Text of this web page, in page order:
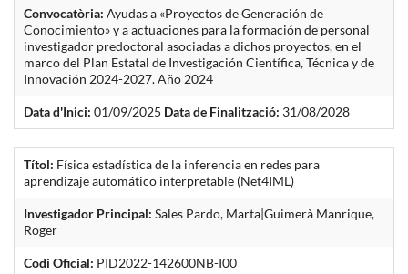
Convocatòria: Ayudas a «Proyectos de Generación de
Conocimiento» y a actuaciones para la formación de personal
investigador predoctoral asociadas a dichos proyectos, en el
marco del Plan Estatal de Investigación Científica, Técnica y de
Innovación 2024-2027. Año 2024
Data d'Inici: 01/09/2025 Data de Finalització: 31/08/2028
Títol: Física estadística de la inferencia en redes para
aprendizaje automático interpretable (Net4IML)
Investigador Principal: Sales Pardo, Marta|Guimerà Manrique,
Roger
Codi Oficial: PID2022-142600NB-I00